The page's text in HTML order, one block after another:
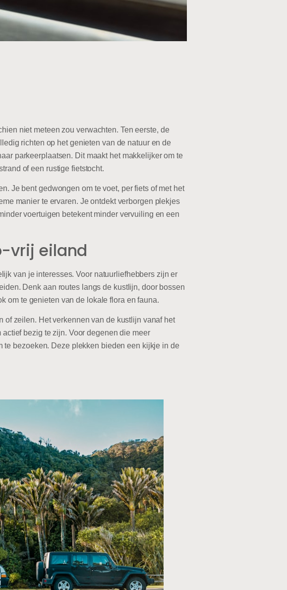
niet meteen zou verwachten. Ten eerste, de
richten op het genieten van de natuur en de
parkeerplaatsen. Dit maakt het makkelijker om te
of een rustige fietstocht.
Je bent gedwongen om te voet, per fiets of met het
manier te ervaren. Je ontdekt verborgen plekjes
voertuigen betekent minder vervuiling en een
vrij eiland
van je interesses. Voor natuurliefhebbers zijn er
Denk aan routes langs de kustlijn, door bossen
om te genieten van de lokale flora en fauna.
of zeilen. Het verkennen van de kustlijn vanaf het
bezig te zijn. Voor degenen die meer
te bezoeken. Deze plekken bieden een kijkje in de